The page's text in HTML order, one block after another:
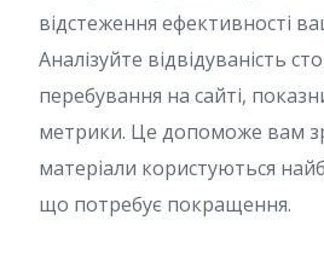
відстеження ефективності
Аналізуйте відвідуваність
перебування на сайті,
метрики. Це допоможе вам
матеріали користуються
що потребує покращення.